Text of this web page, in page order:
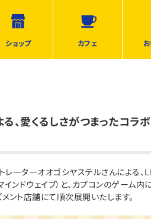
ショップ カフェ
、愛くるしさがつまったコラ
レーターオオゴシヤステルさんによる
ンドウェイブ）と、カプコンのゲーム
ント店舗にて順次展開いたします。